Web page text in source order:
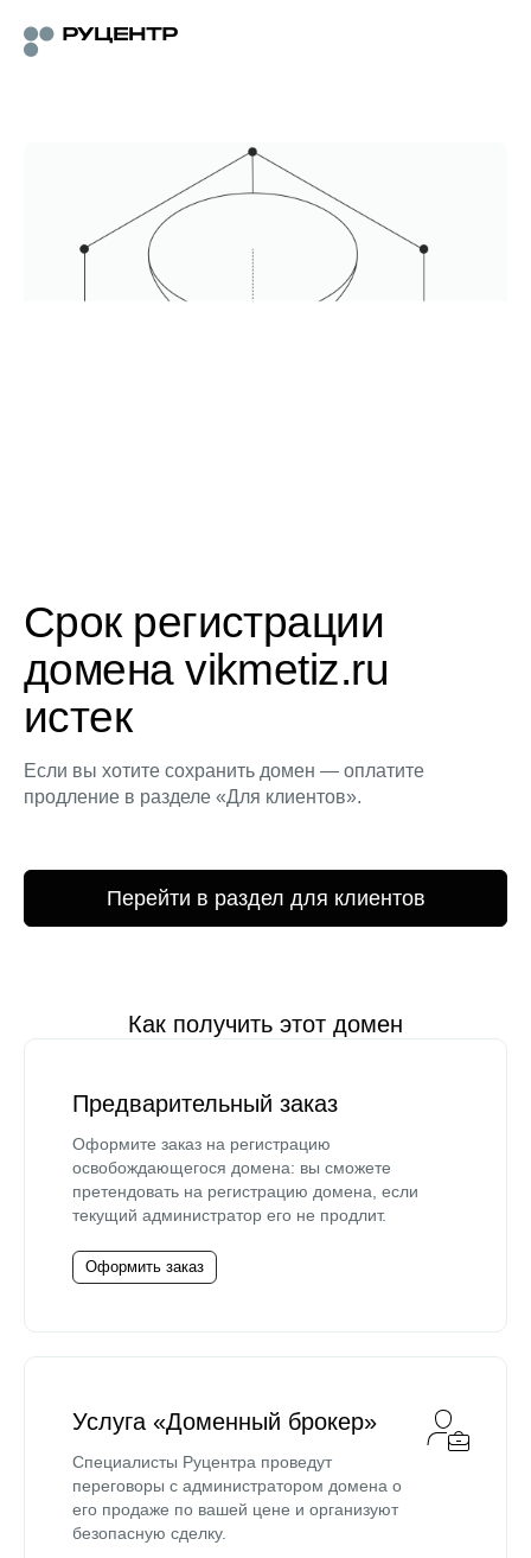
Срок регистрации
домена vikmetiz.ru
истек
Если вы хотите сохранить домен — оплатите
продление в разделе «Для клиентов».
Перейти в раздел для клиентов
Как получить этот домен
Предварительный заказ
Оформите заказ на регистрацию
освобождающегося домена: вы сможете
претендовать на регистрацию домена, если
текущий администратор его не продлит.
Оформить заказ
Услуга «Доменный брокер»
Специалисты Руцентра проведут
переговоры с администратором домена о
его продаже по вашей цене и организуют
безопасную сделку.